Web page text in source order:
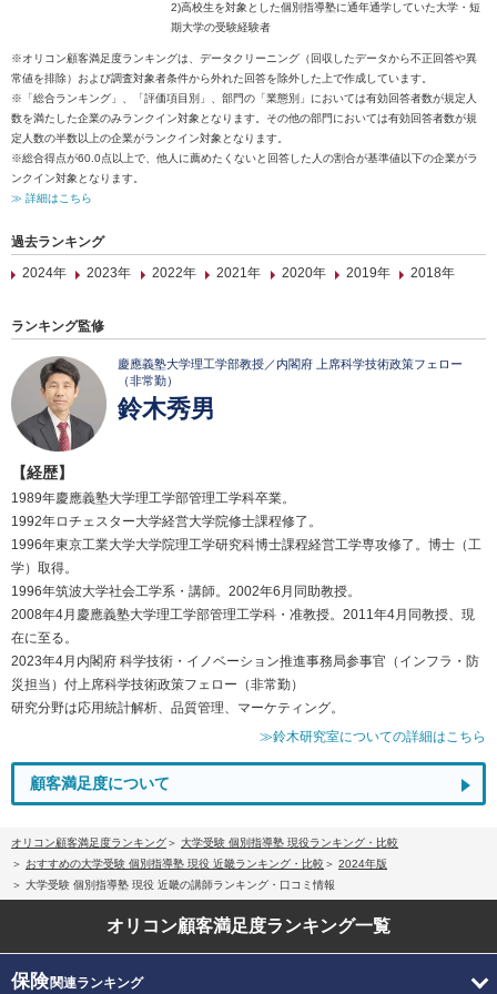
2)高校生を対象とした個別指導塾に通年通学していた大学・短
期大学の受験経験者
※オリコン顧客満足度ランキングは、データクリーニング（回収したデータから不正回答や異
常値を排除）および調査対象者条件から外れた回答を除外した上で作成しています。
※「総合ランキング」、「評価項目別」、部門の「業態別」においては有効回答者数が規定人
数を満たした企業のみランクイン対象となります。その他の部門においては有効回答者数が規
定人数の半数以上の企業がランクイン対象となります。
※総合得点が60.0点以上で、他人に薦めたくないと回答した人の割合が基準値以下の企業がラ
ンクイン対象となります。
≫ 詳細はこちら
過去ランキング
2024年
2023年 2022年 2021年 2020年 2019年 2018年
ランキング監修
慶應義塾大学理工学部教授／内閣府 上席科学技術政策フェロー
（非常勤）
鈴木秀男
【経歴】
1989年慶應義塾大学理工学部管理工学科卒業。
1992年ロチェスター大学経営大学院修士課程修了。
1996年東京工業大学大学院理工学研究科博士課程経営工学専攻修了。博士（工
学）取得。
1996年筑波大学社会工学系・講師。2002年6月同助教授。
2008年4月慶應義塾大学理工学部管理工学科・准教授。2011年4月同教授、現
在に至る。
2023年4月内閣府 科学技術・イノベーション推進事務局参事官（インフラ・防
災担当）付上席科学技術政策フェロー（非常勤）
研究分野は応用統計解析、品質管理、マーケティング。
≫鈴木研究室についての詳細はこちら
顧客満足度について
オリコン顧客満足度ランキング
大学受験 個別指導塾 現役ランキング・比較
おすすめの大学受験 個別指導塾 現役 近畿ランキング・比較
2024年版
大学受験 個別指導塾 現役 近畿の講師ランキング・口コミ情報
オリコン顧客満足度ランキング一覧
保険関連ランキング